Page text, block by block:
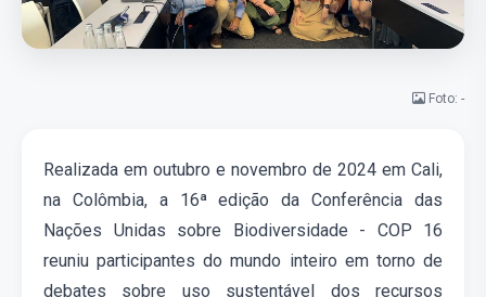
Foto: -
Realizada em outubro e novembro de 2024 em Cali,
na Colômbia, a 16ª edição daConferência das
Nações Unidas sobre Biodiversidade - COP 16
reuniuparticipantes do mundo inteiro em torno de
debates sobre uso sustentável dos recursos